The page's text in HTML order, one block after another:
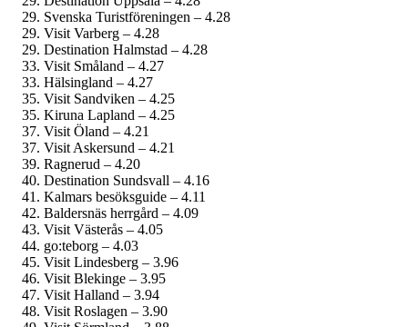
Svenska Turistföreningen – 4.28
Visit Varberg – 4.28
Destination Halmstad – 4.28
Visit Småland – 4.27
Hälsingland – 4.27
Visit Sandviken – 4.25
Kiruna Lapland – 4.25
Visit Öland – 4.21
Visit Askersund – 4.21
Ragnerud – 4.20
Destination Sundsvall – 4.16
Kalmars besöksguide – 4.11
Baldersnäs herrgård – 4.09
Visit Västerås – 4.05
go:teborg – 4.03
Visit Lindesberg – 3.96
Visit Blekinge – 3.95
Visit Halland – 3.94
Visit Roslagen – 3.90